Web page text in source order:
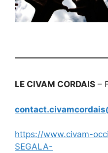
LE CIVAM CORDAIS –
https://www.civam-
SEGALA-